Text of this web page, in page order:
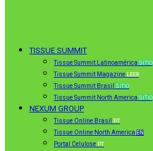
TISSUE SUMMIT
Tissue Summit Latinoamérica SITIO
Tissue Summit Magazine LEER
Tissue Summit Brasil SITIO
Tissue Summit North America SITIO
NEXUM GROUP
Tissue Online Brasil PT
Tissue Online North America EN
Portal Celulose PT